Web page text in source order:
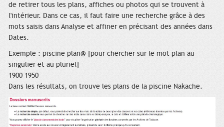
de retirer tous les plans, affiches ou photos qui se trouvent à
l'intérieur. Dans ce cas, il faut faire une recherche grâce à des
mots saisis dans Analyse et affiner en précisant des années dans
Dates.
Exemple : piscine plan@ [pour chercher sur le mot plan au
singulier et au pluriel]
1900 1950
Dans les résultats, on trouve les plans de la piscine Nakache.